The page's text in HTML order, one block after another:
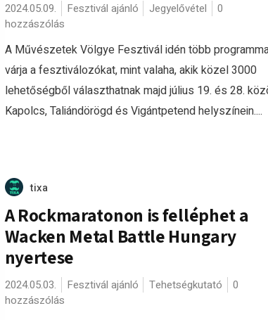
2024.05.09. Fesztivál ajánló Jegyelővétel
0
hozzászólás
A Művészetek Völgye Fesztivál idén több
várja a fesztiválozókat, mint valaha, akik közel 3000
lehetőségből választhatnak majd július 19. és 28.
Kapolcs, Taliándörögd és Vigántpetend helyszínein....
tixa
A Rockmaratonon is felléphet a
Wacken Metal Battle Hungary
nyertese
2024.05.03. Fesztivál ajánló Tehetségkutató
0
hozzászólás